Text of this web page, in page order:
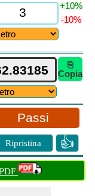
+10%
-10%
⎘
Copia
Passi
Ripristina 👍